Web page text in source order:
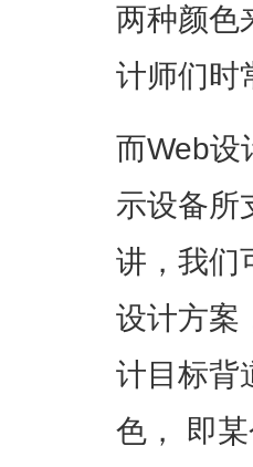
两种颜色
计师们时
而Web设
示设备所
讲，我们
设计方案
计目标背
色， 即